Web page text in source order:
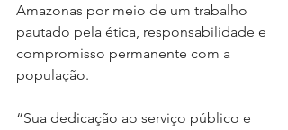
Amazonas por meio de um trabalho
pautado pela ética, responsabilidade e
compromisso permanente com a
população.
“Sua dedicação ao serviço público e